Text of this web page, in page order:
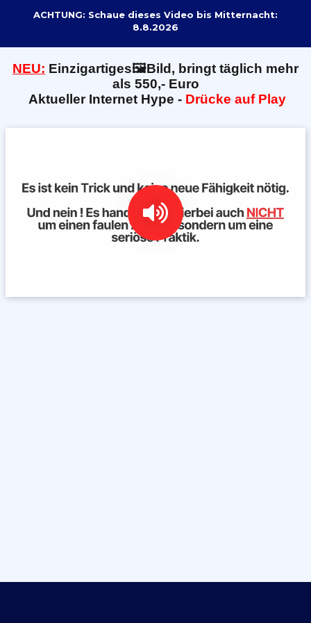
ACHTUNG: Schaue dieses Video bis Mitternacht:
8.8.2026
NEU: Einzigartiges🖼️Bild, bringt täglich mehr
als 550,- Euro
Aktueller Internet Hype - Drücke auf Play